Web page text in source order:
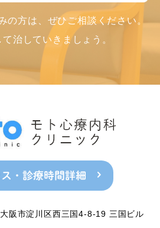
の方は、ぜひご相談ください。
治していきましょう。
・診療時間詳細
阪市淀川区西三国4-8-19 三国ビル